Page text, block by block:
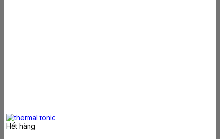
Hết hàng